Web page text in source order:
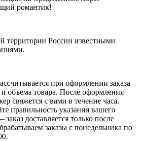
романтик!
территории России известными
при оформлении заказа
и объема товара. После оформления
свяжется с вами в течение часа.
правильность указания вашего
доставляется только после
заказы с понедельника по